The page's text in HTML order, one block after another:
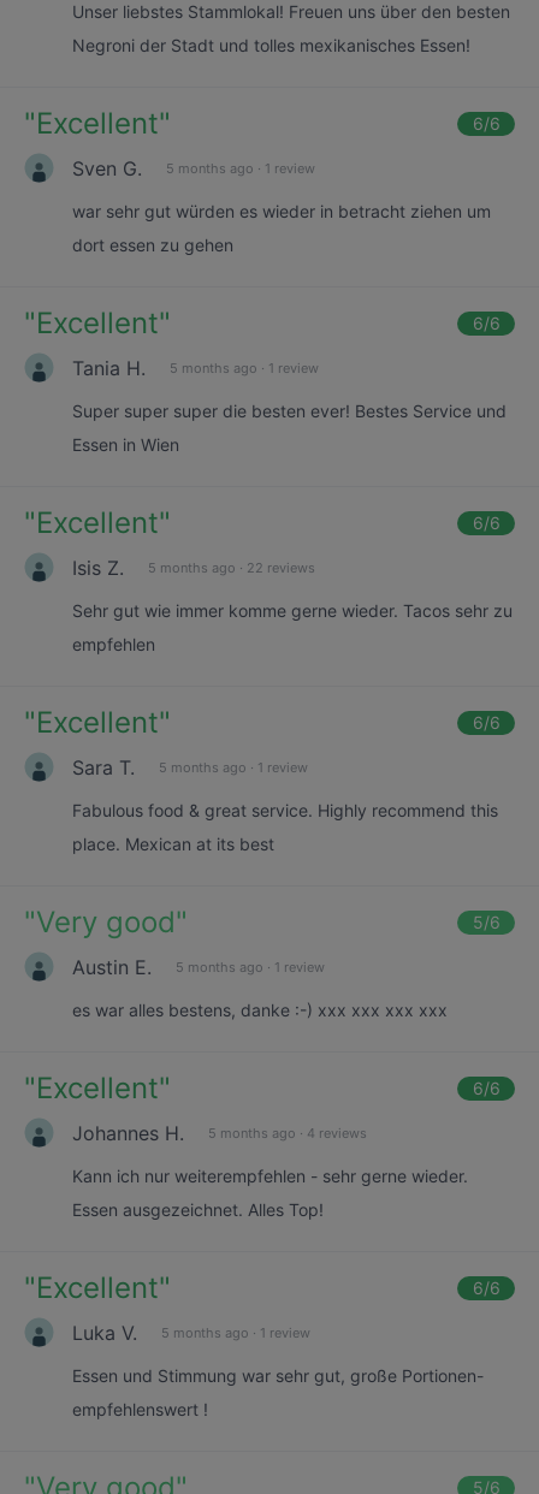
Unser liebstes Stammlokal! Freuen uns über den besten
Negroni der Stadt und tolles mexikanisches Essen!
"Excellent" 6/6
Sven G. 5 months ago · 1 review
war sehr gut würden es wieder in betracht ziehen um
dort essen zu gehen
"Excellent" 6/6
Tania H. 5 months ago · 1 review
Super super super die besten ever! Bestes Service und
Essen in Wien
"Excellent" 6/6
Isis Z. 5 months ago · 22 reviews
Sehr gut wie immer komme gerne wieder. Tacos sehr zu
empfehlen
"Excellent" 6/6
Sara T. 5 months ago · 1 review
Fabulous food & great service. Highly recommend this
place. Mexican at its best
"Very good" 5/6
Austin E. 5 months ago · 1 review
es war alles bestens, danke :-) xxx xxx xxx xxx
"Excellent" 6/6
Johannes H. 5 months ago · 4 reviews
Kann ich nur weiterempfehlen - sehr gerne wieder.
Essen ausgezeichnet. Alles Top!
"Excellent" 6/6
Luka V. 5 months ago · 1 review
Essen und Stimmung war sehr gut, große Portionen-
empfehlenswert !
5/6